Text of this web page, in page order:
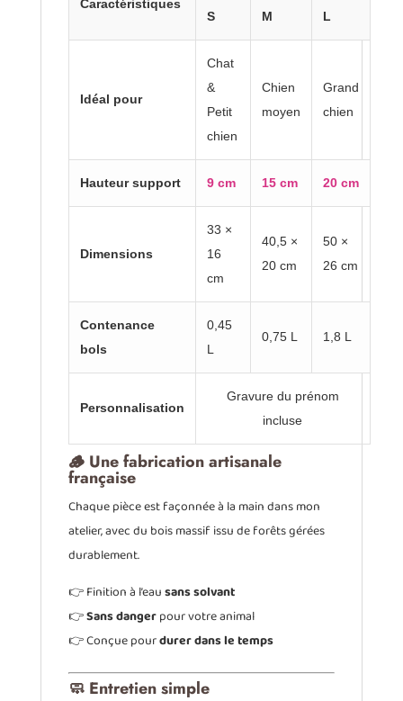
Caractéristiques
S
M L
Idéal pour
Chat
&
Petit
chien
Chien
moyen
Grand
chien
Hauteur support 9 cm 15 cm 20 cm
Dimensions
33 ×
16
cm
40,5 ×
20 cm
50 ×
26 cm
Contenance
bols
0,45
L
0,75 L 1,8 L
Personnalisation
Gravure du prénom
incluse
🪵 Une fabrication artisanale
française
Chaque pièce est façonnée à la main dans mon
atelier, avec du bois massif issu de forêts gérées
durablement.
👉 Finition à l’eausans solvant
👉Sans dangerpour votre animal
👉 Conçue pourdurer dans le temps
🧼 Entretien simple